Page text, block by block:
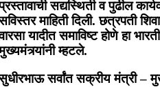
सद्यस्थिती व पुढील
माहिती दिली. छत्रपती
यादीत समाविष्ट होणे हा
म्हटले.
सर्वांत सक्रीय मंत्री –